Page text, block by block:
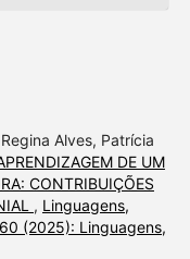
Alves, Patrícia
DE UM
CONTRIBUIÇÕES
, Linguagens,
(2025): Linguagens,